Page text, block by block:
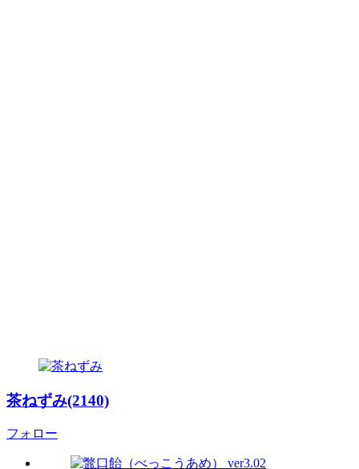
茶ねずみ(2140)
フォロー